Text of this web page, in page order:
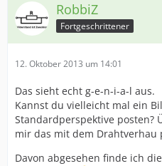
RobbiZ
Fortgeschrittener
12. Oktober 2013 um 14:01
Das sieht echt g-e-n-i-a-l aus.
Kannst du vielleicht mal ein
Standardperspektive posten?
mir das mit dem Drahtverhau
Davon abgesehen finde ich